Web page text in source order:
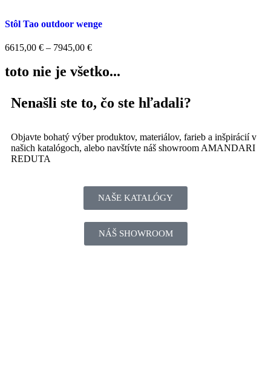
Stôl Tao outdoor wenge
6615,00 € – 7945,00 €
toto nie je všetko...
Nenašli ste to, čo ste hľadali?
Objavte bohatý výber produktov, materiálov, farieb a inšpirácií v
našich katalógoch, alebo navštívte náš showroom AMANDARI
REDUTA
NAŠE KATALÓGY
NÁŠ SHOWROOM